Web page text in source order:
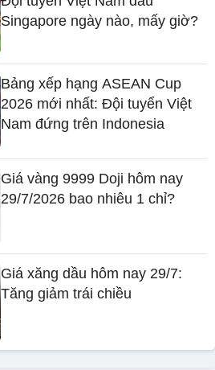
Singapore ngày nào, mấy giờ?
Bảng xếp hạng ASEAN Cup
2026 mới nhất: Đội tuyển Việt
Nam đứng trên Indonesia
Giá vàng 9999 Doji hôm nay
29/7/2026 bao nhiêu 1 chỉ?
Giá xăng dầu hôm nay 29/7:
Tăng giảm trái chiều